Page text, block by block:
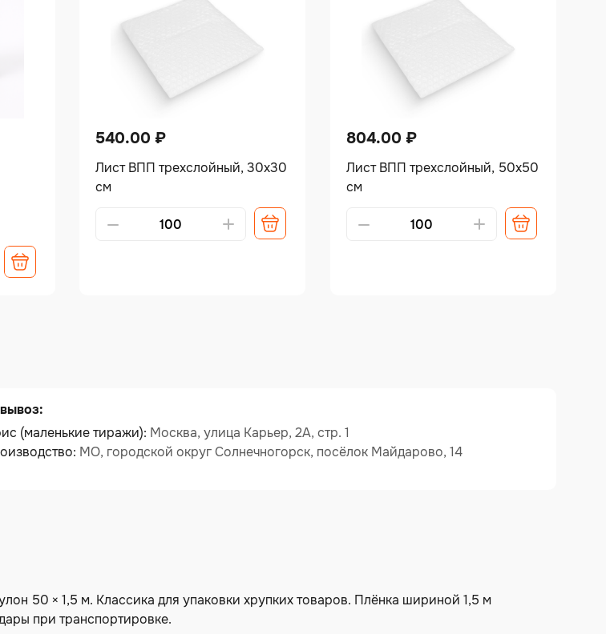
540.00 ₽
Лист ВПП трехслойный, 30х30
см
Alternative:
804.00 ₽
Лист ВПП трехслойный, 50х50
см
Alternative:
(маленькие тиражи): Москва, улица Карьер, 2А, стр. 1
МО, городской округ Солнечногорск, посёлок Майдарово, 14
50 × 1,5 м. Классика для упаковки хрупких товаров. Плёнка шириной 1,5 м
при транспортировке.